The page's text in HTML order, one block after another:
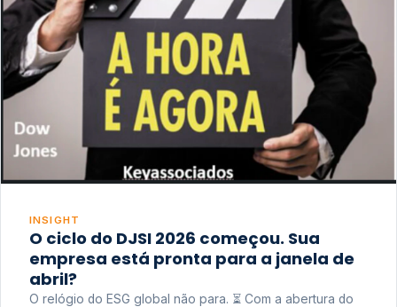
INSIGHT
O ciclo do DJSI 2026 começou. Sua
empresa está pronta para a janela de
abril?
O relógio do ESG global não para. ⏳ Com a abertura do